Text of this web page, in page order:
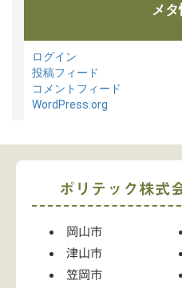
メ
ログイン
投稿フィード
コメントフィード
WordPress.org
ポリテック株式
岡山市
津山市
笠岡市